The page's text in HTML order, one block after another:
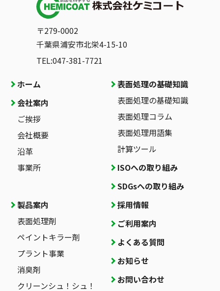
〒279-0002
千葉県浦安市北栄4-15-10
TEL:047-381-7721
ホーム
会社案内
ご挨拶
会社概要
沿革
事業所
製品案内
表面処理剤
ペイントキラー剤
プラント事業
消臭剤
クリーンシュ！シュ！
表面処理の基礎知識
表面処理の基礎知識
表面処理コラム
表面処理用語集
計算ツール
ISOへの取り組み
SDGsへの取り組み
採用情報
ご利用案内
よくある質問
お知らせ
お問い合わせ